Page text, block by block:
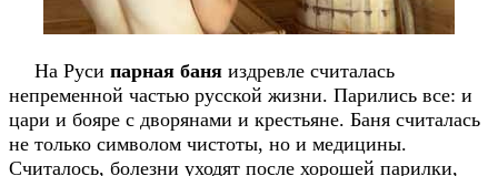
На Руси парная баня издревле считалась
непременной частью русской жизни. Парились все: и
цари и бояре с дворянами и крестьяне. Баня считалась
не только символом чистоты, но и медицины.
Считалось, болезни уходят после хорошей парилки,